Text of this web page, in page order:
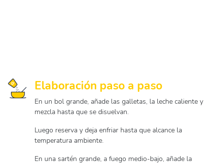
Elaboración paso a paso
En un bol grande, añade las galletas, la leche caliente y
mezcla hasta que se disuelvan.
Luego reserva y deja enfriar hasta que alcance la
temperatura ambiente.
En una sartén grande, a fuego medio-bajo, añade la